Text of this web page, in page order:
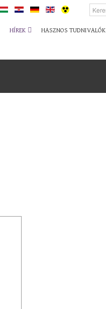
HÍREK HASZNOS TUDNIVALÓK